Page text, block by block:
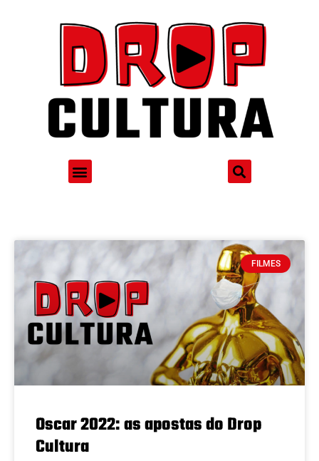
FILMES
Oscar 2022: as apostas do Drop
Cultura